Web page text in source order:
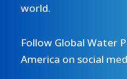
world.
Follow Global Water
America on social